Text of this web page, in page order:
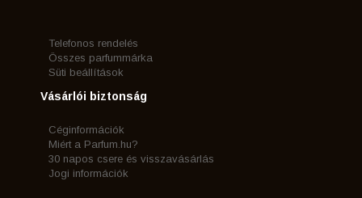
Telefonos rendelés
Összes parfummárka
Süti beállítások
Vásárlói biztonság
Céginformációk
Miért a Parfum.hu?
30 napos csere és visszavásárlás
Jogi információk